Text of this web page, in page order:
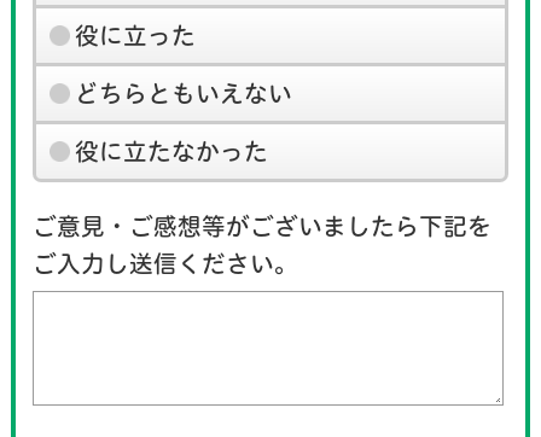
役に立った
どちらともいえない
役に立たなかった
ご意見・ご感想等がございましたら下記を
ご入力し送信ください。